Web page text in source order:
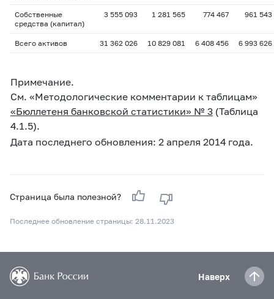
Собственные
средства (капитал)
3 555 093 1 281 565 774 467 961 543
Всего активов 31 362 026 10 829 081 6 408 456 6 993 626
Примечание.
См. «Методологические комментарии к таблицам»
«Бюллетеня банковской статистики» № 3 (Таблица
4.1.5).
Дата последнего обновления: 2 апреля 2014 года.
Страница была полезной?
Последнее обновление страницы: 28.11.2023
Наверх